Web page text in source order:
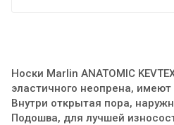
Носки Marlin ANATOMIC
эластичного неопрена,
Внутри открытая пора,
Подошва, для лучшей